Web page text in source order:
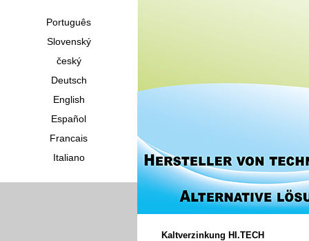
Português
Slovenský
český
Deutsch
English
Español
Francais
Italiano
Kaltverzinkung HI.TECH